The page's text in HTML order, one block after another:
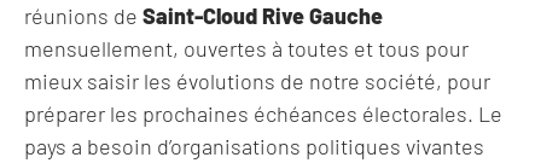
réunions de Saint-Cloud Rive Gauche
mensuellement, ouvertes à toutes et tous pour
mieux saisir les évolutions de notre société, pour
préparer les prochaines échéances électorales. Le
pays a besoin d’organisations politiques vivantes